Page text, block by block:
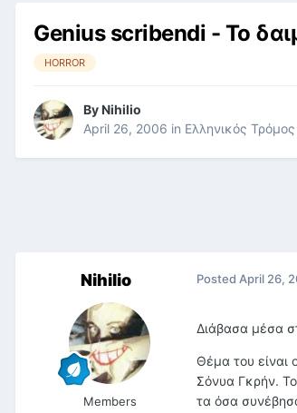
Genius scribendi - Το
HORROR
ByNihilio
April 26, 2006 in Ελληνικός Τρόμος
Nihilio
Members
Posted April 26,
Διάβασα μέσα
Θέμα του είναι
Σόνυα Γκρήν. Το
τα όσα